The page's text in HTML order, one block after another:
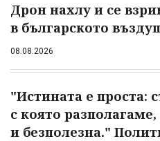
Дрон нахлу и се
в българското
08.08.2026
"Истината е проста:
с която
и безполезна."